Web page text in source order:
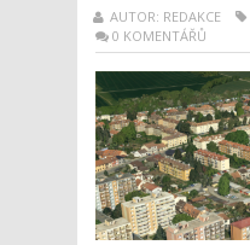
AUTOR: REDAKCE
0 KOMENTÁŘŮ